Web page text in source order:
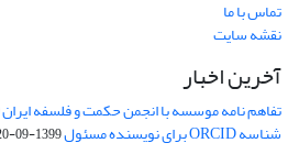
تماس با ما
نقشه سایت
آخرین اخبار
تفاهم نامه موسسه با انجمن حکمت و فلسفه ایران
شناسه ORCID برای نویسنده مسئول 1399-09-20